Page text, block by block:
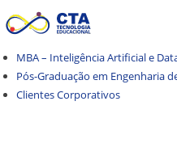
para
para
conteúdo
MBA – Inteligência Artificial e
Pós-Graduação em Engenharia
Clientes Corporativos